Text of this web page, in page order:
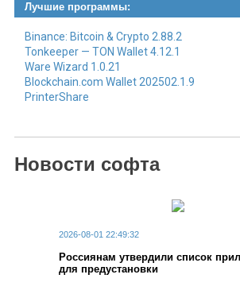
Лучшие программы:
Binance: Bitcoin & Crypto 2.88.2
Tonkeeper — TON Wallet 4.12.1
Ware Wizard 1.0.21
Blockchain.com Wallet 202502.1.9
PrinterShare
Новости софта
2026-08-01 22:49:32
Россиянам утвердили список
для предустановки